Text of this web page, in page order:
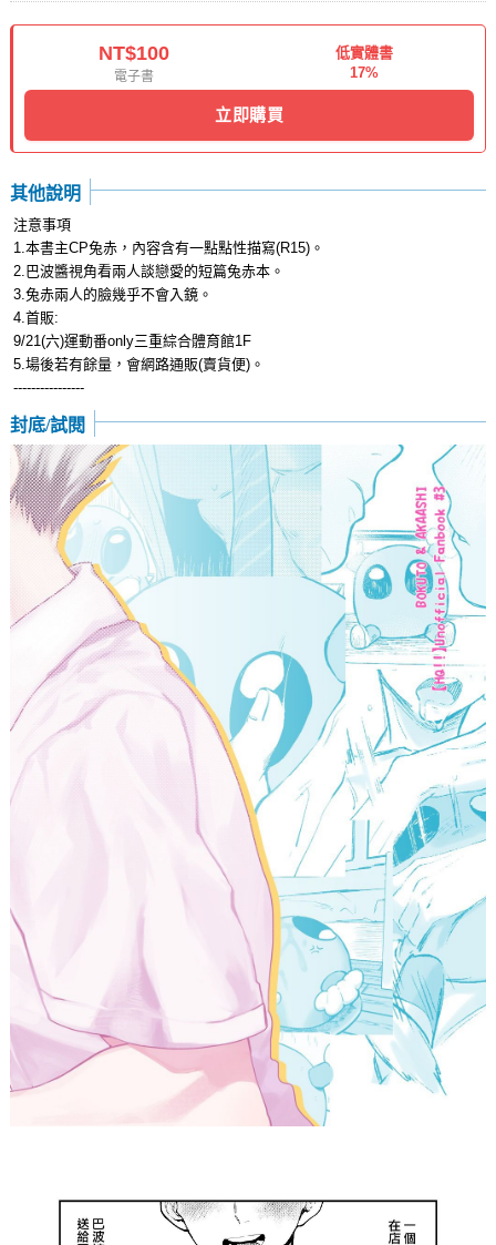
NT$100
電子書
低實體書
17%
立即購買
其他說明
注意事項
1.本書主CP兔赤，內容含有一點點性描寫(R15)。
2.巴波醬視角看兩人談戀愛的短篇兔赤本。
3.兔赤兩人的臉幾乎不會入鏡。
4.首販:
9/21(六)運動番only三重綜合體育館1F
5.場後若有餘量，會網路通販(賣貨便)。
----------------
封底/試閱